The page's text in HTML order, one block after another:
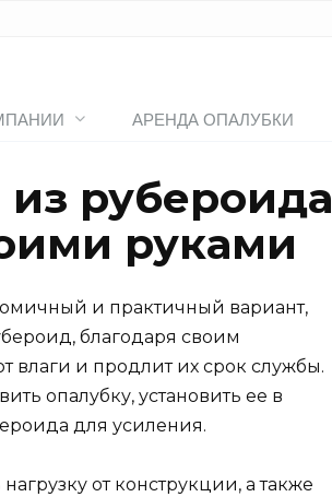
АРЕНДА ОПАЛУБКИ
из рубероида
руками
и практичный вариант,
благодаря своим
влаги и продлит их срок службы.
опалубку, установить ее в
для усиления.
от конструкции, а также